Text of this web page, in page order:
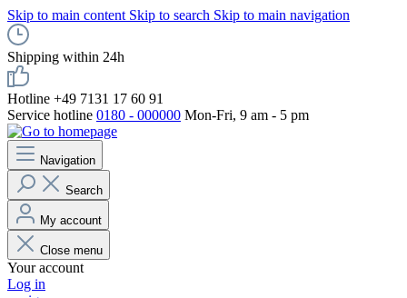
Skip to main content Skip to search Skip to main navigation
Shipping within 24h
Hotline +49 7131 17 60 91
Service hotline 0180 - 000000 Mon-Fri, 9 am - 5 pm
Navigation
Search
My account
Close menu
Your account
Log in